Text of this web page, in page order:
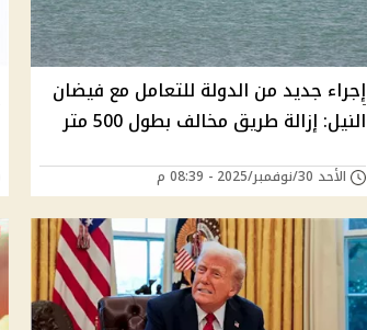
إجراء جديد من الدولة للتعامل مع فيضان
النيل: إزالة طريق مخالف بطول 500 متر
الأحد 30/نوفمبر/2025 - 08:39 م